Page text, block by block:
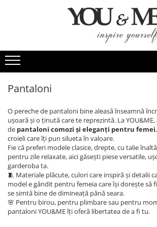
Bluze si camasi
Pantaloni
Geci si jachete
Rochii de eveniment
Compleuri si costume
Salopete
Tricouri si topuri
Fuste
Sacouri
Vesta
Genti
Esarfe
Coliere si brose
Pantaloni
O pereche de pantaloni bine aleasă înseamnă
ușoară și o ținută care te reprezintă. La
de pantaloni comozi și eleganți pentru femei
croieli care îți pun silueta în valoare.
Fie că preferi modele clasice, drepte, cu talie
pentru zile relaxate, aici găsești piese versatile,
garderoba ta.
🧵 Materiale plăcute, culori care inspiră și detalii
model e gândit pentru femeia care își dorește să
se simtă bine de dimineață până seara.
🌸 Pentru birou, pentru plimbare sau pentru
pantaloni YOU&ME îți oferă libertatea de a fi tu.